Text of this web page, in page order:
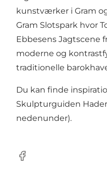
kunstværker i Gram
Gram Slotspark hvor
Ebbesens Jagtscene
moderne og
traditionelle
Du kan finde
Skulpturguiden
nedenunder).
Facebook